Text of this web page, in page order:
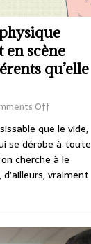
scène
qu’elle
Off
que le vide,
se dérobe à toute
cherche à le
vraiment